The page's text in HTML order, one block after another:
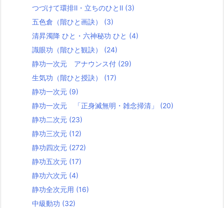
つづけて環排Ⅱ・立ちのひとⅡ (3)
五色倉（階ひと画訣） (3)
清昇濁降 ひと・六神秘功 ひと (4)
識眼功（階ひと観訣） (24)
静功一次元 アナウンス付 (29)
生気功（階ひと授訣） (17)
静功一次元 (9)
静功一次元 「正身滅無明・雑念掃清」 (20)
静功二次元 (23)
静功三次元 (12)
静功四次元 (272)
静功五次元 (17)
静功六次元 (4)
静功全次元用 (16)
中級動功 (32)